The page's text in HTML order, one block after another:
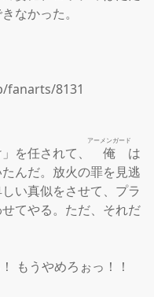
なかった。
fanarts/8131
を任されて、
俺
アーメンガード
は
んだ。放火の罪を見逃
い真似をさせて、プラ
てやる。ただ、それだ
もうやめろぉっ！！